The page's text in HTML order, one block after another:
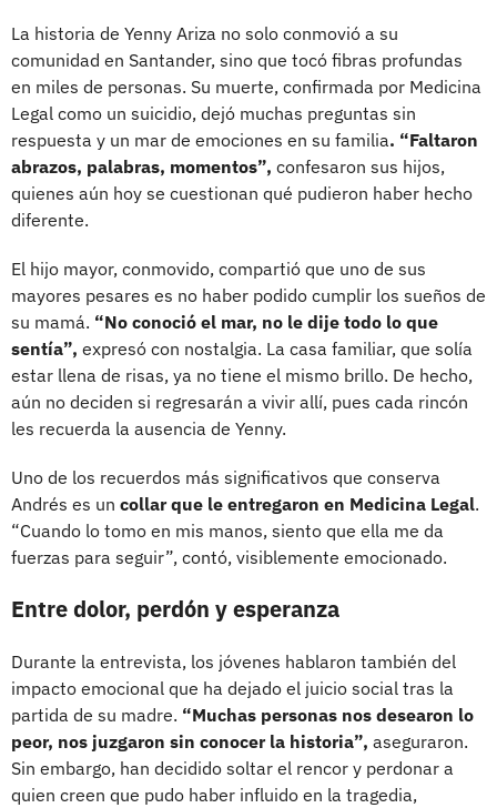
La historia de Yenny Ariza no solo conmovió a su
comunidad en Santander, sino que tocó fibras profundas
en miles de personas. Su muerte, confirmada por Medicina
Legal como un suicidio, dejó muchas preguntas sin
respuesta y un mar de emociones en su familia. “Faltaron
abrazos, palabras, momentos”, confesaron sus hijos,
quienes aún hoy se cuestionan qué pudieron haber hecho
diferente.
El hijo mayor, conmovido, compartió que uno de sus
mayores pesares es no haber podido cumplir los sueños de
su mamá. “No conoció el mar, no le dije todo lo que
sentía”, expresó con nostalgia. La casa familiar, que solía
estar llena de risas, ya no tiene el mismo brillo. De hecho,
aún no deciden si regresarán a vivir allí, pues cada rincón
les recuerda la ausencia de Yenny.
Uno de los recuerdos más significativos que conserva
Andrés es un collar que le entregaron en Medicina Legal.
“Cuando lo tomo en mis manos, siento que ella me da
fuerzas para seguir”, contó, visiblemente emocionado.
Entre dolor, perdón y esperanza
Durante la entrevista, los jóvenes hablaron también del
impacto emocional que ha dejado el juicio social tras la
partida de su madre. “Muchas personas nos desearon lo
peor, nos juzgaron sin conocer la historia”, aseguraron.
Sin embargo, han decidido soltar el rencor y perdonar a
quien creen que pudo haber influido en la tragedia,